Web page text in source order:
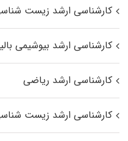
کارشناسی ارشد زیست
کارشناسی ارشد بیوشیمی
کارشناسی ارشد ریاضی
کارشناسی ارشد زیست‌